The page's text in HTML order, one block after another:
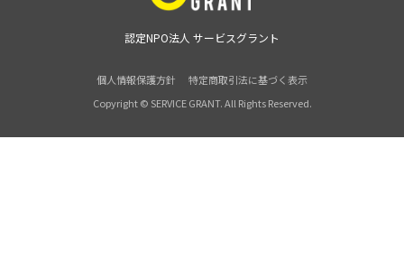
認定NPO法人 サービスグラント
個人情報保護方針
特定商取引法に基づく表示
Copyright © SERVICE GRANT. All Rights Reserved.